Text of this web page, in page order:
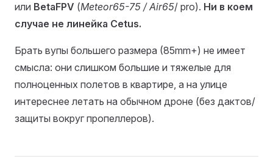
или BetaFPV (Meteor65-75 / Air65/ pro). Ни в коем
случае не линейка Cetus.
Брать вупы большего размера (85mm+) не имеет
смысла: они слишком большие и тяжелые для
полноценных полетов в квартире, а на улице
интереснее летать на обычном дроне (без дактов/
защиты вокруг пропеллеров).